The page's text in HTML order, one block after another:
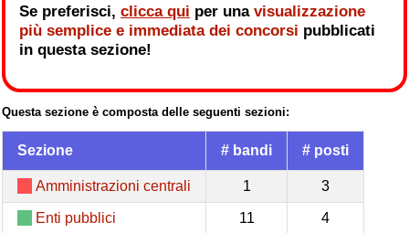
Se preferisci, clicca qui per una visualizzazione
più semplice e immediata dei concorsi pubblicati
in questa sezione!
Questa sezione è composta delle seguenti sezioni:
Sezione # bandi # posti
Amministrazioni centrali 1 3
Enti pubblici 11 4